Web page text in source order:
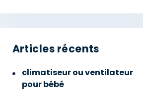
Articles récents
climatiseur ou ventilateur
pour bébé